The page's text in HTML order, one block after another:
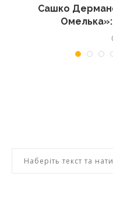
Сашко
Омелька»: